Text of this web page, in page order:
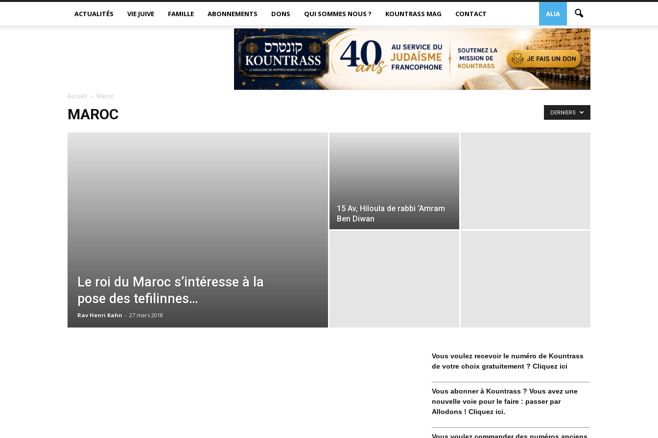
ACTUALITÉS VIE JUIVE FAMILLE ABONNEMENTS DONS ALIA
QUI SOMMES NOUS ? KOUNTRASS MAG CONTACT
Accueil Maroc
MAROC DERNIERS
Le roi du Maroc s’intéresse à la
pose des tefilinnes…
Rav Henri Kahn - 27 mars 2018
15 Av, Hiloula de rabbi ‘Amram
Ben Diwan
Vous voulez recevoir le numéro de Kountrass
de votre choix gratuitement ? Cliquez ici
Vous abonner à Kountrass ? Vous avez une
nouvelle voie pour le faire : passer par
Allodons ! Cliquez ici.